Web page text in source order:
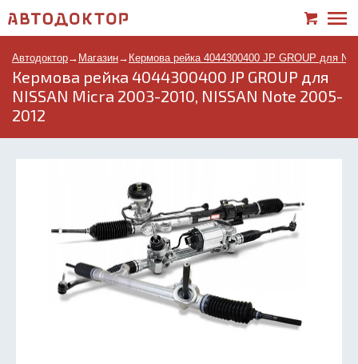
Автодоктор→ Магазин→ Кермова рейка 4044300400 JP GROUP для
Кермова рейка 4044300400 JP GROUP для
NISSAN Micra 2003-2010, NISSAN Note 2005-
2012